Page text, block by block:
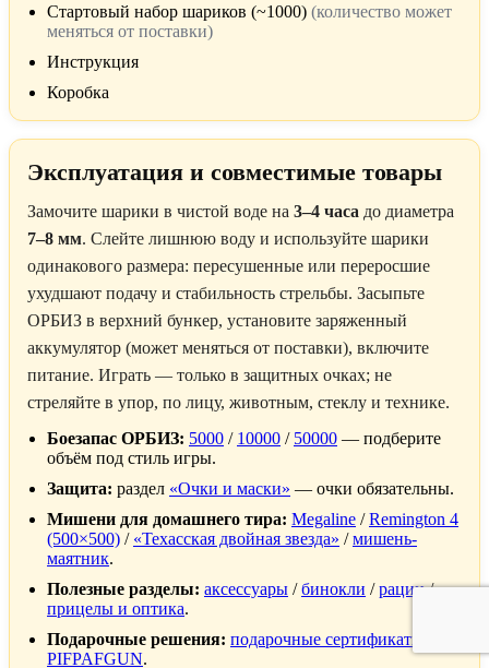
Стартовый набор шариков (~1000) (количество может
меняться от поставки)
Инструкция
Коробка
Эксплуатация и совместимые товары
Замочите шарики в чистой воде на 3–4 часа до диаметра
7–8 мм. Слейте лишнюю воду и используйте шарики
одинакового размера: пересушенные или переросшие
ухудшают подачу и стабильность стрельбы. Засыпьте
ОРБИЗ в верхний бункер, установите заряженный
аккумулятор (может меняться от поставки), включите
питание. Играть — только в защитных очках; не
стреляйте в упор, по лицу, животным, стеклу и технике.
Боезапас ОРБИЗ: 5000 / 10000 / 50000 — подберите
объём под стиль игры.
Защита: раздел «Очки и маски» — очки обязательны.
Мишени для домашнего тира: Megaline /Remington 4
(500×500) / «Техасская двойная звезда» /мишень-
маятник.
Полезные разделы: аксессуары /бинокли /рации/
прицелы и оптика.
Подарочные решения: подарочные сертификаты
PIFPAFGUN.